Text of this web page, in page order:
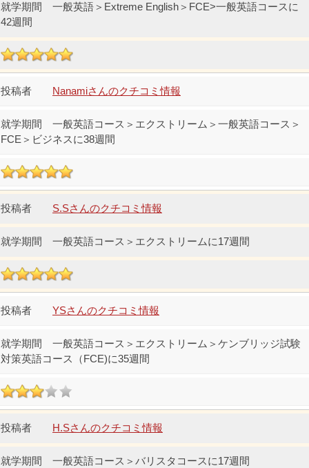
一般英語＞Extreme English＞FCE>一般英語コースに
42週間
Nanamiさんのクチコミ情報
一般英語コース＞エクストリーム＞一般英語コース＞
FCE＞ビジネスに38週間
S.Sさんのクチコミ情報
一般英語コース＞エクストリームに17週間
YSさんのクチコミ情報
一般英語コース＞エクストリーム＞ケンブリッジ試験
対策英語コース（FCE)に35週間
H.Sさんのクチコミ情報
一般英語コース＞バリスタコースに17週間